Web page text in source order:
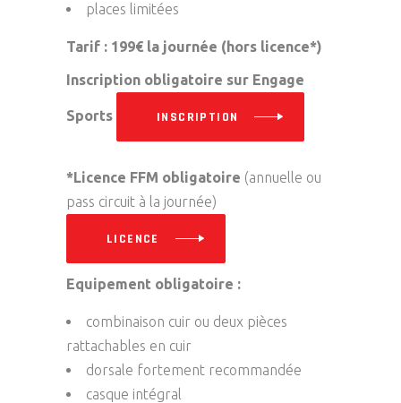
places limitées
Tarif : 199€ la journée (hors licence*)
Inscription obligatoire sur Engage
Sports INSCRIPTION
*Licence FFM obligatoire (annuelle ou
pass circuit à la journée)
LICENCE
Equipement obligatoire :
combinaison cuir ou deux pièces
rattachables en cuir
dorsale fortement recommandée
casque intégral